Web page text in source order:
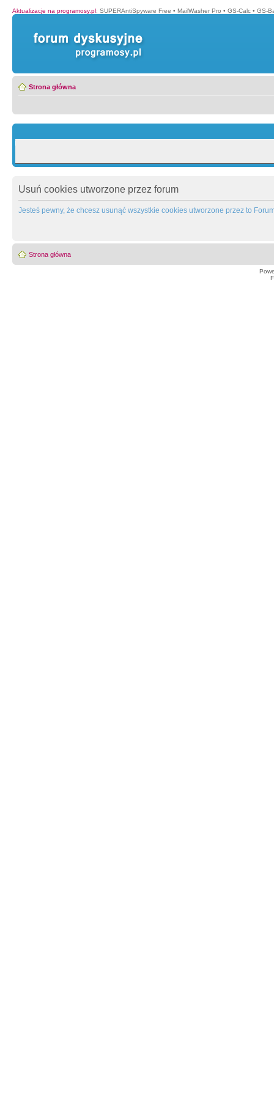
Aktualizacje na programosy.pl: SUPERAntiSpyware Free • MailWasher Pro • GS-Calc • GS-
Strona główna
Usuń cookies utworzone przez forum
Jesteś pewny, że chcesz usunąć wszystkie cookies utworzone przez to
Strona główna